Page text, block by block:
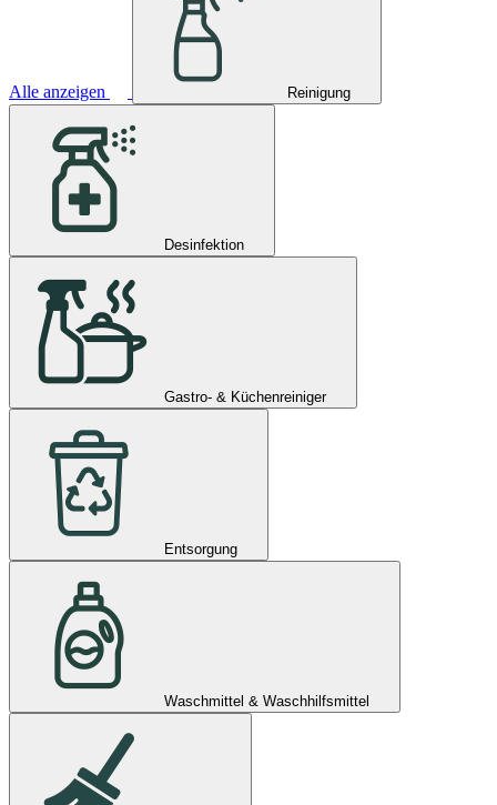
Alle anzeigen Reinigung
Desinfektion
Gastro- & Küchenreiniger
Entsorgung
Waschmittel & Waschhilfsmittel